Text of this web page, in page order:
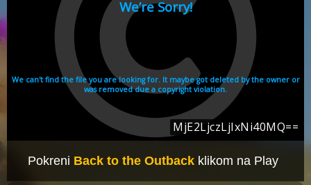
Pokreni Back to the Outback klikom na Play